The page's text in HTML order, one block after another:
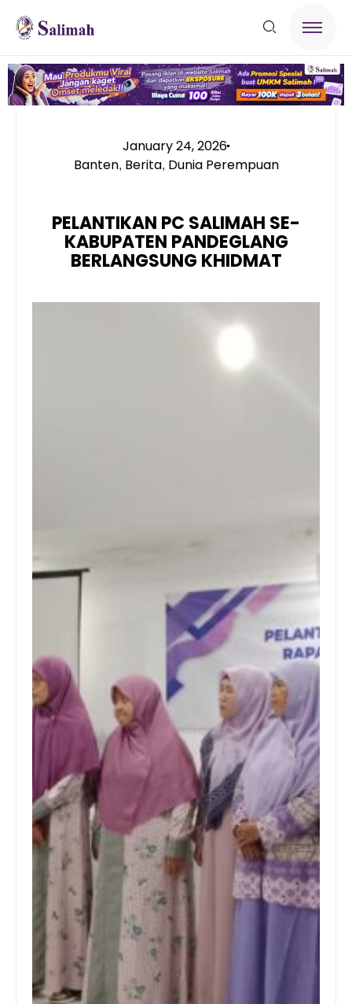
January 24, 2026
Banten, Berita, Dunia Perempuan
PELANTIKAN PC SALIMAH SE-
KABUPATEN PANDEGLANG
BERLANGSUNG KHIDMAT